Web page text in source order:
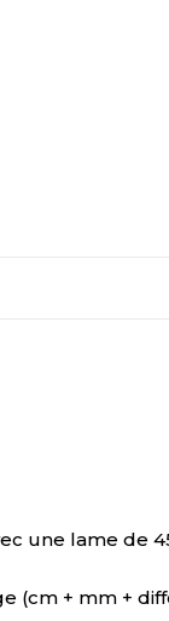
une lame de
(cm + mm +